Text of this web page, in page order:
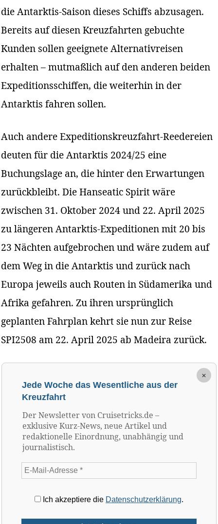
die Antarktis-Saison dieses Schiffs abzusagen.
Bereits auf diesen Kreuzfahrten gebuchte
Kunden sollen geeignete Alternativreisen
erhalten – mutmaßlich auf den anderen beiden
Expeditionsschiffen, die weiterhin in der
Antarktis fahren sollen.
Auch andere Expeditionskreuzfahrt-Reedereien
deuten für die Antarktis 2024/25 eine
Buchungslage an, die hinter den Erwartungen
zurückbleibt. Die Hanseatic Spirit wäre
zwischen 31. Oktober 2024 und 22. April 2025
zu längeren Antarktis-Expeditionen mit 20 bis
23 Nächten aufgebrochen und wäre zudem auf
dem Weg in die Antarktis und zurück nach
Europa jeweils auch Routen in Südamerika und
Afrika gefahren. Zu ihren ursprünglich
geplanten Fahrplan kehrt sie nun zur Reise
SPI2508 am 22. April 2025 ab Madeira zurück.
×
Jede Woche das Wesentliche aus der
Kreuzfahrt
Der Newsletter von Cruisetricks.de –
exklusive Kurz-News, neue Artikel und
redaktionelle Einordnung, unabhängig und
journalistisch.
Ich akzeptiere die Datenschutzerklärung.